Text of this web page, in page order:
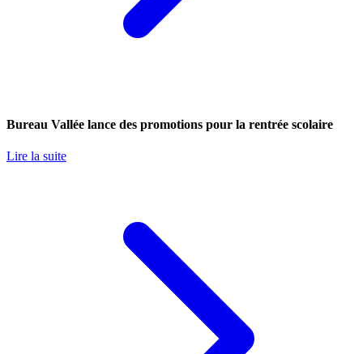
Bureau Vallée lance des promotions pour la rentrée scolaire
Lire la suite